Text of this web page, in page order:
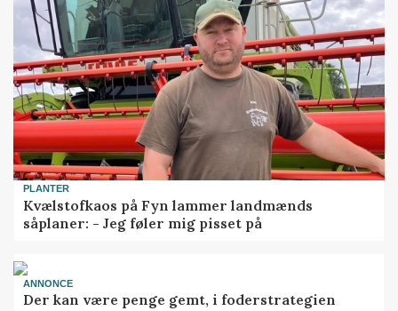
PLANTER
Kvælstofkaos på Fyn lammer landmænds
såplaner: - Jeg føler mig pisset på
ANNONCE
Der kan være penge gemt, i foderstrategien